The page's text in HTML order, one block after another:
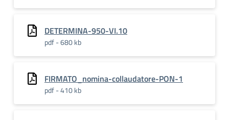
DETERMINA-950-VI.10
pdf - 680 kb
FIRMATO_nomina-collaudatore-PON-1
pdf - 410 kb